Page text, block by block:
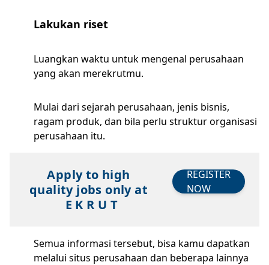
Lakukan riset
Luangkan waktu untuk mengenal perusahaan
yang akan merekrutmu.
Mulai dari sejarah perusahaan, jenis bisnis,
ragam produk, dan bila perlu struktur organisasi
perusahaan itu.
Apply to high
quality jobs only at
E K R U T
REGISTER
NOW
Semua informasi tersebut, bisa kamu dapatkan
melalui situs perusahaan dan beberapa lainnya